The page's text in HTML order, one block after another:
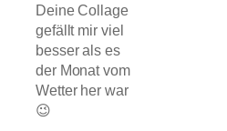
Deine Collage
gefällt mir viel
besser als es
der Monat vom
Wetter her war
😉